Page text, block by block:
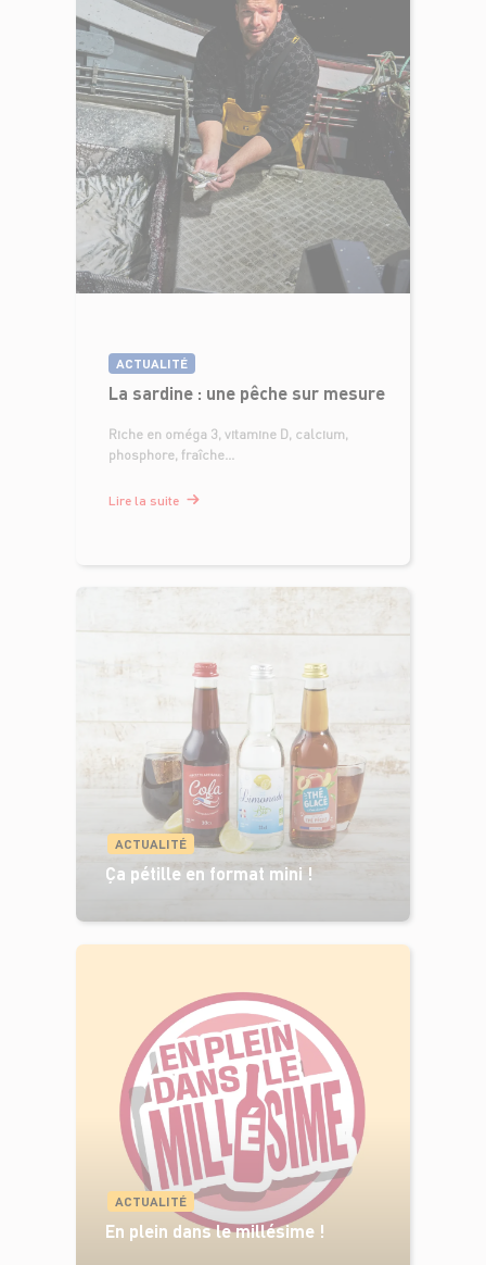
ACTUALITÉ
La sardine : une pêche sur mesure
Riche en oméga 3, vitamine D, calcium,
phosphore, fraîche...
Lire la suite
ACTUALITÉ
Ça pétille en format mini !
ACTUALITÉ
En plein dans le millésime !